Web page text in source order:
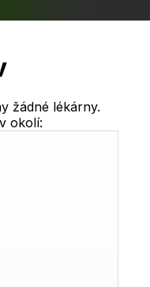
žádné lékárny.
okolí: